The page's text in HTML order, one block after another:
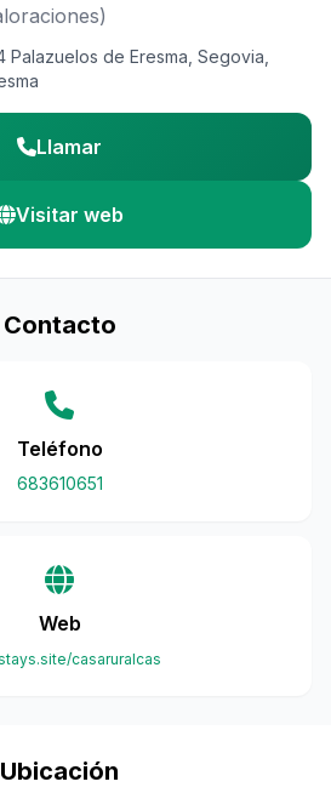
Palazuelos de Eresma, Segovia,
Llamar
Visitar web
Contacto
Teléfono
683610651
Web
casaruralcas
Ubicación